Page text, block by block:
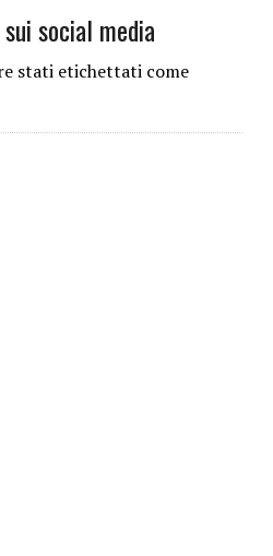
social media
stati etichettati come